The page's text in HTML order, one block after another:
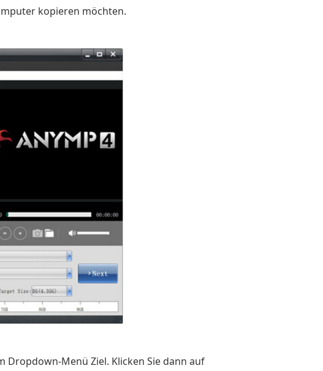
kopieren möchten.
Dropdown-Menü Ziel. Klicken Sie dann auf